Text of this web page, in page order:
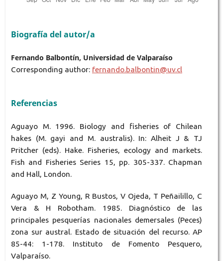
Biografía del autor/a
Fernando Balbontín, Universidad de Valparaíso
Corresponding author: fernando.balbontin@uv.cl
Referencias
Aguayo M. 1996. Biology and fisheries of Chilean
hakes (M. gayi and M. australis). In: Alheit J & TJ
Pritcher (eds). Hake. Fisheries, ecology and markets.
Fish and Fisheries Series 15, pp. 305-337. Chapman
and Hall, London.
Aguayo M, Z Young, R Bustos, V Ojeda, T Peñailillo, C
Vera & H Robotham. 1985. Diagnóstico de las
principales pesquerías nacionales demersales (Peces)
zona sur austral. Estado de situación del recurso. AP
85-44: 1-178. Instituto de Fomento Pesquero,
Valparaíso.